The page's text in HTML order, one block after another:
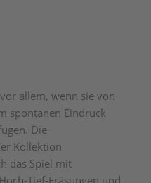
allem, wenn sie von
spontanen Eindruck
Die
Kollektion
das Spiel mit
Tief-Fräsungen und